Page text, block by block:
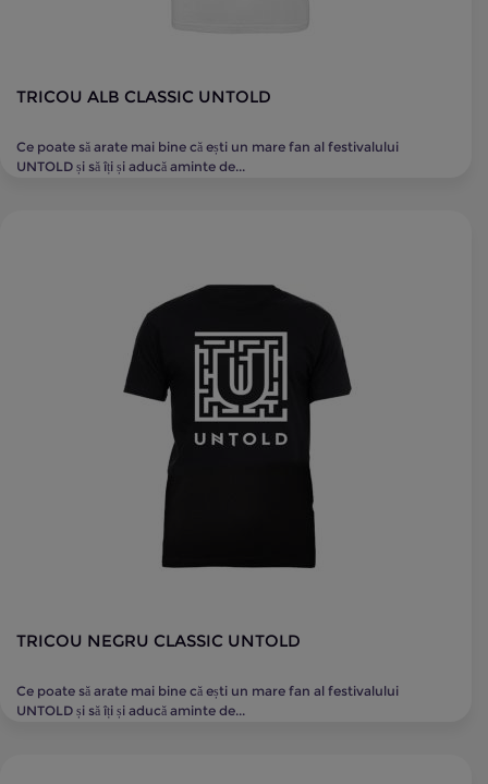
TRICOU ALB CLASSIC UNTOLD
Ce poate să arate mai bine că ești un mare fan al festivalului
UNTOLD și să îți și aducă aminte de...
TRICOU NEGRU CLASSIC UNTOLD
Ce poate să arate mai bine că ești un mare fan al festivalului
UNTOLD și să îți și aducă aminte de...